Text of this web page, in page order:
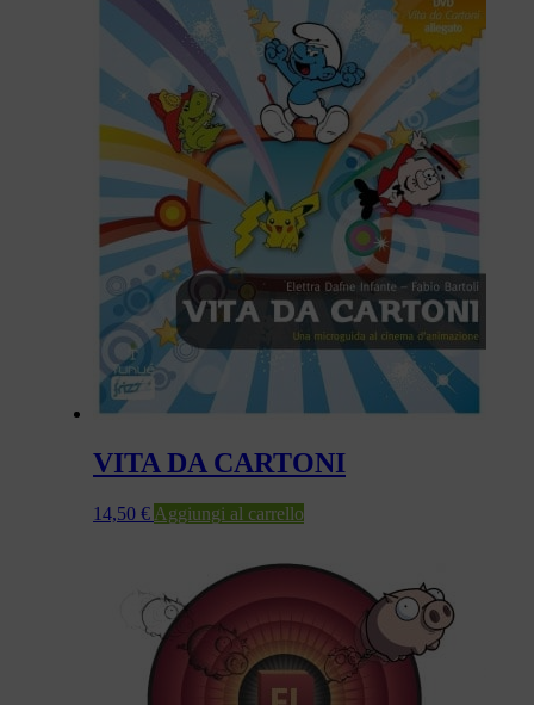
VITA DA CARTONI
14,50 € Aggiungi al carrello